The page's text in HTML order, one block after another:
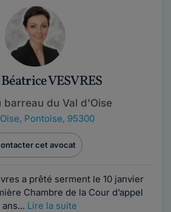
VESVRES
barreau du Val d'Oise
, Pontoise, 95300
cet avocat
a prêté serment le 10 janvier
Chambre de la Cour d’appel
Lire la suite